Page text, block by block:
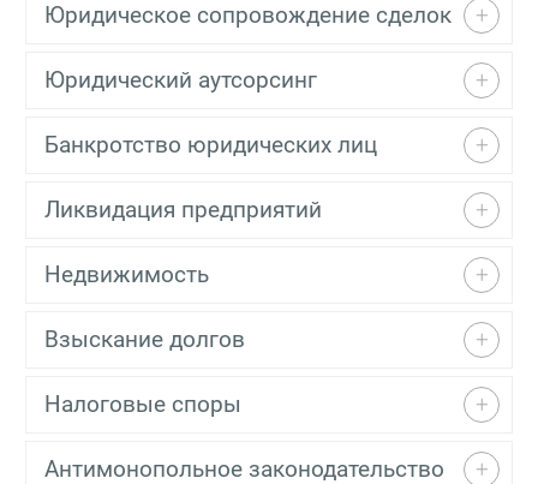
Юридическое сопровождение сделок
Юридический аутсорсинг
Банкротство юридических лиц
Ликвидация предприятий
Недвижимость
Взыскание долгов
Налоговые споры
Антимонопольное законодательство